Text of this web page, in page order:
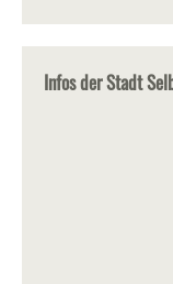
Infos der Stadt